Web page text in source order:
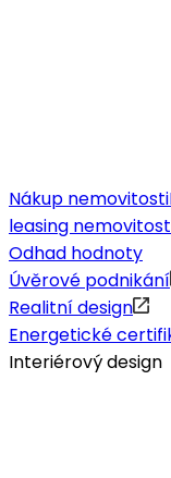
Nákup nemovitosti
leasing
Odhad hodnoty
Úvěrové podnikání
Realitní design
Energetické
Interiérový design